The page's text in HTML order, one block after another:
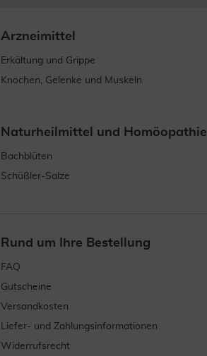
Arzneimittel
Erkältung und Grippe
Knochen, Gelenke und Muskeln
Naturheilmittel und Homöopathie
Bachblüten
Schüßler-Salze
Rund um Ihre Bestellung
FAQ
Gutscheine
Versandkosten
Liefer- und Zahlungsinformationen
Widerrufsrecht